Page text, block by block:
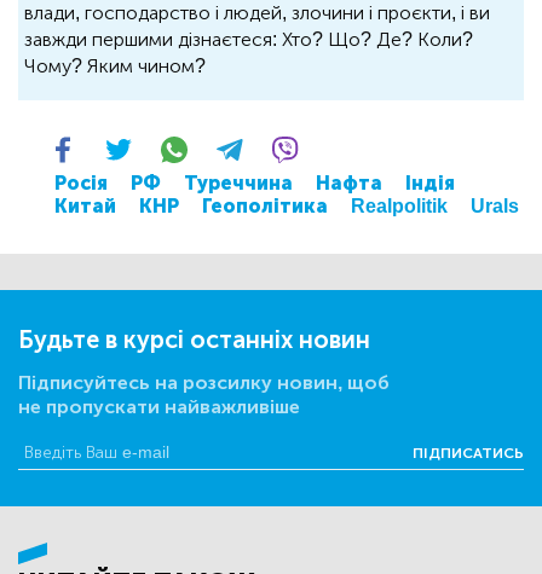
влади, господарство і людей, злочини і проєкти, і ви
завжди першими дізнаєтеся: Хто? Що? Де? Коли?
Чому? Яким чином?
Росія РФ Туреччина Нафта
Індія
Китай
КНР Геополітика Realpolitik Urals
Будьте в курсі останніх новин
Підписуйтесь на розсилку новин, щоб
не пропускати найважливіше
ПІДПИСАТИСЬ